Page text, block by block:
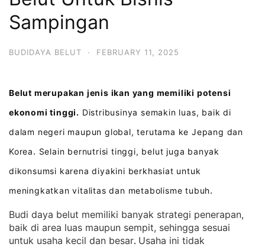
Sampingan
BUDIDAYA BELUT · FEBRUARY 11, 2025
Belut merupakan jenis ikan yang memiliki potensi
ekonomi tinggi. Distribusinya semakin luas, baik di
dalam negeri maupun global, terutama ke Jepang dan
Korea. Selain bernutrisi tinggi, belut juga banyak
dikonsumsi karena diyakini berkhasiat untuk
meningkatkan vitalitas dan metabolisme tubuh.
Budi daya belut memiliki banyak strategi penerapan,
baik di area luas maupun sempit, sehingga sesuai
untuk usaha kecil dan besar. Usaha ini tidak